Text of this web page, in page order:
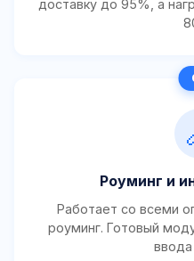
доставку до 95%, а
Роуминг и
Работает со всеми
роуминг. Готовый